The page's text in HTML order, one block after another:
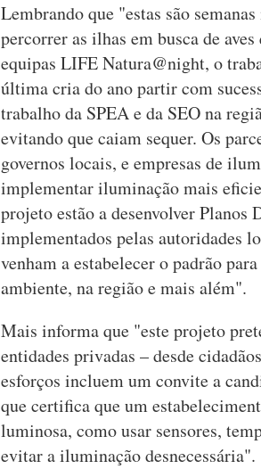
Lembrando que "estas são
percorrer as ilhas em busca de
equipas LIFE Natura@night, o
última cria do ano partir com
trabalho da SPEA e da SEO na
evitando que caiam sequer. Os
governos locais, e empresas de
implementar iluminação mais
projeto estão a desenvolver
implementados pelas autoridades
venham a estabelecer o padrão
ambiente, na região e mais além".
Mais informa que "este projeto
entidades privadas – desde
esforços incluem um convite a
que certifica que um
luminosa, como usar sensores,
evitar a iluminação desnecessária".